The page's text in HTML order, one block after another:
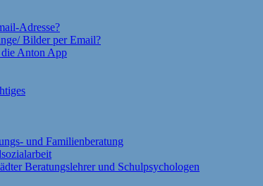
Adresse?
Bilder per Email?
Anton App
und Familienberatung
Beratungslehrer und Schulpsychologen